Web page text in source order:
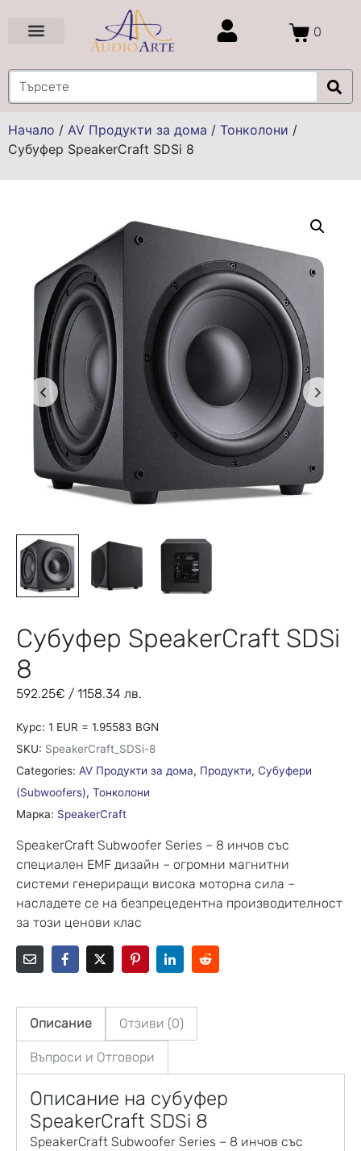
0
Начало / AV Продукти за дома / Тонколони /
Субуфер SpeakerCraft SDSi 8
Субуфер SpeakerCraft SDSi
8
592.25€ / 1158.34 лв.
Курс: 1 EUR = 1.95583 BGN
SKU: SpeakerCraft_SDSi-8
Categories: AV Продукти за дома, Продукти, Субуфери
(Subwoofers), Тонколони
Марка: SpeakerCraft
SpeakerCraft Subwoofer Series – 8 инчов със
специален EMF дизайн – огромни магнитни
системи генериращи висока моторна сила –
насладете се на безпрецедентна производителност
за този ценови клас
Описание Отзиви (0)
Въпроси и Отговори
Описание на субуфер
SpeakerCraft SDSi 8
SpeakerCraft Subwoofer Series – 8 инчов със